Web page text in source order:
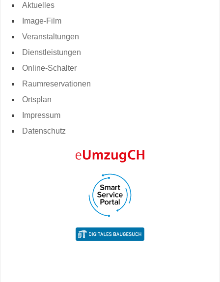
Aktuelles
Image-Film
Veranstaltungen
Dienstleistungen
Online-Schalter
Raumreservationen
Ortsplan
Impressum
Datenschutz